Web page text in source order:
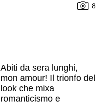
8
Abiti da sera lunghi,
mon amour! Il trionfo del
look che mixa
romanticismo e